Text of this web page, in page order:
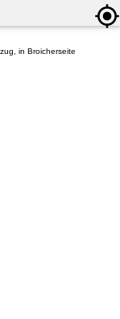
in Broicherseite